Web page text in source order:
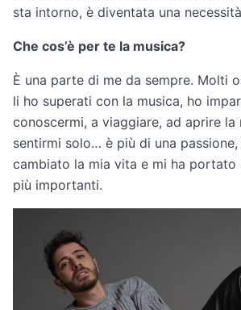
sta intorno, è diventata una
Che cos’è per te la musica?
È una parte di me da sempre. Molti
li ho superati con la musica, ho
conoscermi, a viaggiare, ad aprire la
sentirmi solo… è più di una
cambiato la mia vita e mi ha portato
più importanti.